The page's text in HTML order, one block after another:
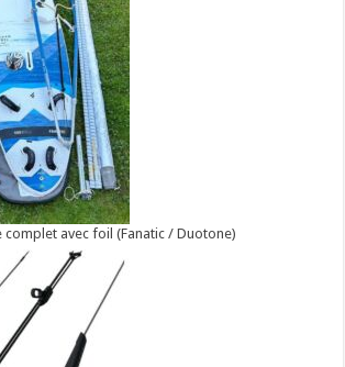
complet avec foil (Fanatic / Duotone)